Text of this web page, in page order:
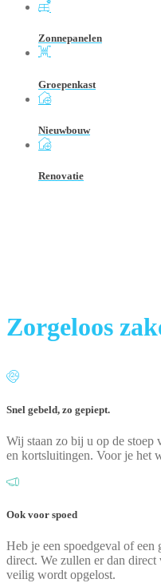
Zonnepanelen
Groepenkast
Nieuwbouw
Renovatie
Zorgeloos
Snel gebeld, zo gepiept.
Wij staan zo bij u op de stoep
en kortsluitingen. Voor je het
Ook voor spoed
Heb je een spoedgeval of
direct. We zullen er dan direct
veilig wordt opgelost.